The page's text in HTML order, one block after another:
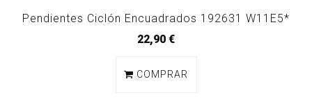
Pendientes Ciclón Encuadrados 192631 W11E5*
22,90 €
COMPRAR